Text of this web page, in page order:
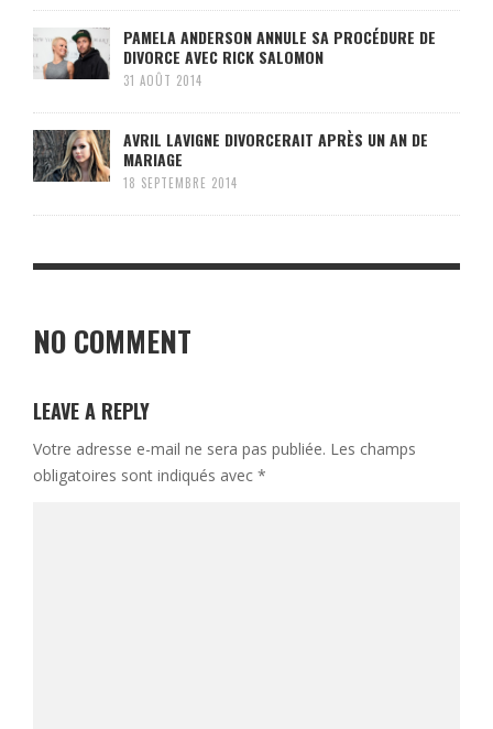
PAMELA ANDERSON ANNULE SA PROCÉDURE DE
DIVORCE AVEC RICK SALOMON
31 AOÛT 2014
AVRIL LAVIGNE DIVORCERAIT APRÈS UN AN DE
MARIAGE
18 SEPTEMBRE 2014
NO COMMENT
LEAVE A REPLY
Votre adresse e-mail ne sera pas publiée. Les champs
obligatoires sont indiqués avec *